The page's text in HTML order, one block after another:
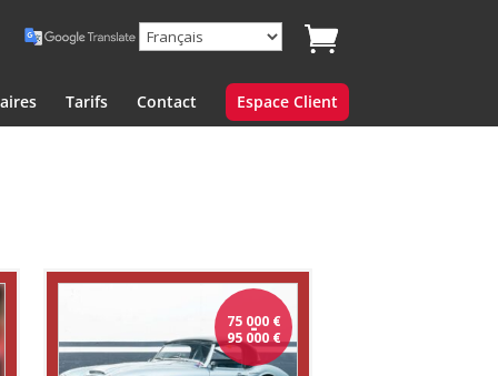
Tarifs Contact Espace Client
75 000€
-
95 000€